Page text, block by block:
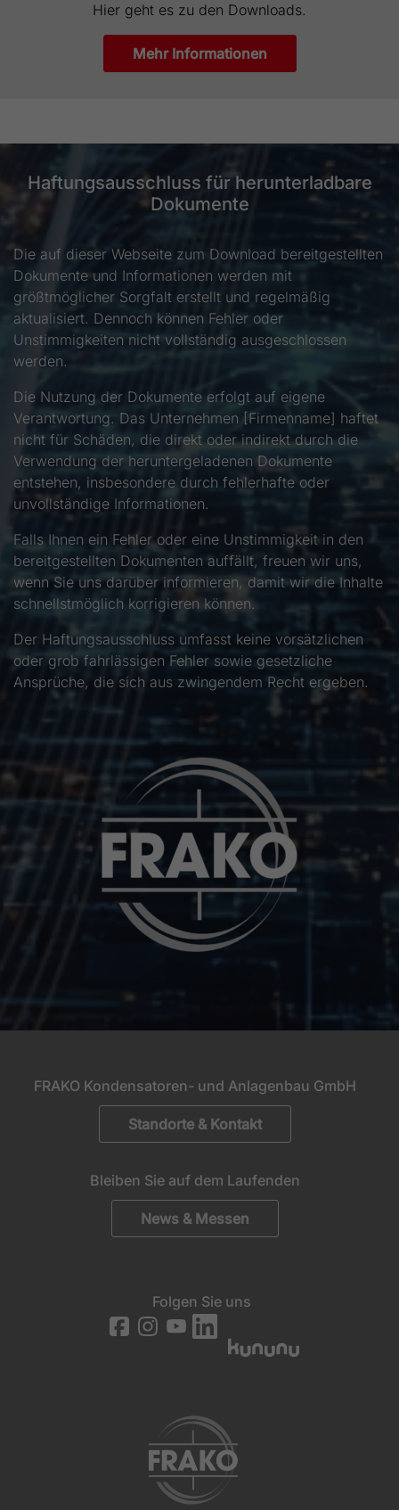
Hier geht es zu den Downloads.
Mehr Informationen
Haftungsausschluss für herunterladbare
Dokumente
Die auf dieser Webseite zum Download bereitgestellten
Dokumente und Informationen werden mit
größtmöglicher Sorgfalt erstellt und regelmäßig
aktualisiert. Dennoch können Fehler oder
Unstimmigkeiten nicht vollständig ausgeschlossen
werden.
Die Nutzung der Dokumente erfolgt auf eigene
Verantwortung. Das Unternehmen [Firmenname] haftet
nicht für Schäden, die direkt oder indirekt durch die
Verwendung der heruntergeladenen Dokumente
entstehen, insbesondere durch fehlerhafte oder
unvollständige Informationen.
Falls Ihnen ein Fehler oder eine Unstimmigkeit in den
bereitgestellten Dokumenten auffällt, freuen wir uns,
wenn Sie uns darüber informieren, damit wir die Inhalte
schnellstmöglich korrigieren können.
Der Haftungsausschluss umfasst keine vorsätzlichen
oder grob fahrlässigen Fehler sowie gesetzliche
Ansprüche, die sich aus zwingendem Recht ergeben.
FRAKO Kondensatoren- und Anlagenbau GmbH
Standorte & Kontakt
Bleiben Sie auf dem Laufenden
News & Messen
Folgen Sie uns